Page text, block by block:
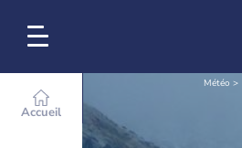
Accueil
Météo